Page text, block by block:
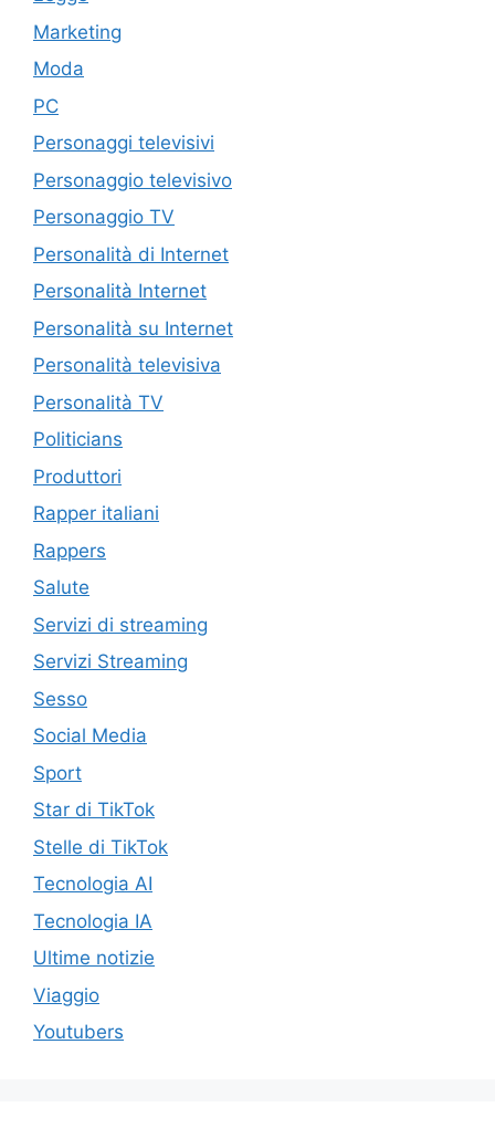
Marketing
Moda
PC
Personaggi televisivi
Personaggio televisivo
Personaggio TV
Personalità di Internet
Personalità Internet
Personalità su Internet
Personalità televisiva
Personalità TV
Politicians
Produttori
Rapper italiani
Rappers
Salute
Servizi di streaming
Servizi Streaming
Sesso
Social Media
Sport
Star di TikTok
Stelle di TikTok
Tecnologia AI
Tecnologia IA
Ultime notizie
Viaggio
Youtubers